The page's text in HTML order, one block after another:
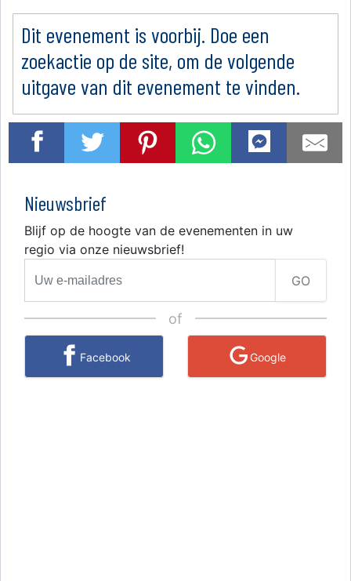
Dit evenement is voorbij. Doe een
zoekactie op de site, om de volgende
uitgave van dit evenement te vinden.
Nieuwsbrief
Blijf op de hoogte van de evenementen in uw
regio via onze nieuwsbrief!
GO
of
Facebook Google